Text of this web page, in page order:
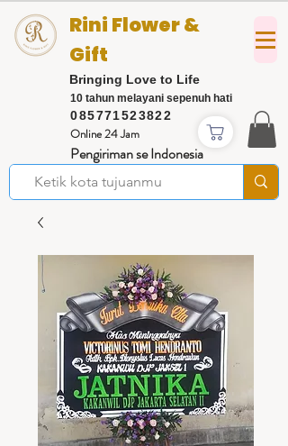
085771523822
Rini Flower &
Gift
Bringing Love to Life
Online 24 Jam
Pengiriman se Indonesia
10 tahun melayani sepenuh hati